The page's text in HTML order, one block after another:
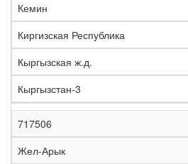
Кемин
Киргизская Республика
Кыргызская ж.д.
Кыргызстан-3
717506
Жел-Арык